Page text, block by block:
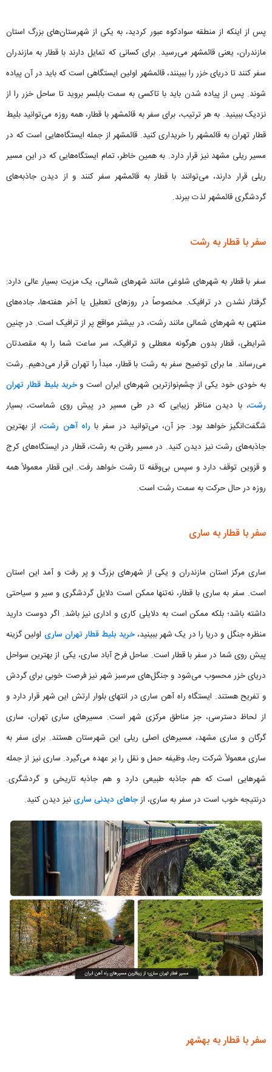
پس از اینکه از منطقه سوادکوه عبور کردید، به یکی از شهرستان‌های بزرگ استان
مازندران، یعنی قائمشهر می‌رسید. برای کسانی که تمایل دارند با قطار به مازندران
سفر کنند تا دریای خزر را ببینند، قائمشهر اولین ایستگاهی است که باید در آن پیاده
شوند. پس از پیاده شدن باید با تاکسی به سمت بابلسر بروید تا ساحل خزر را از
نزدیک ببینید. به هر ترتیب، برای سفر به قائمشهر با قطار، همه روزه می‌توانید بلیط
قطار تهران به قائمشهر را خریداری کنید. قائمشهر از جمله ایستگاه‌هایی است که در
مسیر ریلی مشهد نیز قرار دارد. به همین خاطر، تمام ایستگاه‌هایی که در این مسیر
ریلی قرار دارند، می‌توانند با قطار به قائمشهر سفر کنند و از دیدن جاذبه‌های
گردشگری قائمشهر لذت ببرند.
سفر با قطار به رشت
سفر با قطار به شهرهای شلوغی مانند شهرهای شمالی، یک مزیت بسیار عالی دارد:
گرفتار نشدن در ترافیک. مخصوصاً در روزهای تعطیل یا آخر هفته‌ها، جاده‌های
منتهی به شهرهای شمالی مانند رشت، در بیشتر مواقع پر از ترافیک است. در چنین
شرایطی، قطار بدون هرگونه معطلی و ترافیک، سر ساعت شما را به مقصدتان
می‌رساند. ما برای توضیح سفر به رشت با قطار، مبدأ را تهران قرار می‌دهیم. رشت
به خودی خود یکی از چشم‌نوازترین شهرهای ایران است وخرید بلیط قطار تهران
رشت، با دیدن مناظر زیبایی که در طی مسیر در پیش روی شماست، بسیار
شگفت‌انگیز خواهد بود. جز آن، می‌توانید در سفر با راه آهن رشت، از بهترین
جاذبه‌های رشت نیز دیدن کنید. در مسیر رفتن به رشت، قطار در ایستگاه‌های کرج
و قزوین توقف دارد و سپس بی‌وقفه تا رشت خواهد رفت. این قطار معمولاً همه
روزه در حال حرکت به سمت رشت است.
سفر با قطار به ساری
ساری مرکز استان مازندران و یکی از شهرهای بزرگ و پر رفت و آمد این استان
است. سفر به ساری با قطار، نه‌تنها ممکن است دلایل گردشگری و سیر و سیاحتی
داشته باشد؛ بلکه ممکن است به دلایلی کاری و اداری نیز باشد. اگر دوست دارید
منظره جنگل و دریا را در یک شهر ببینید،خرید بلیط قطار تهران ساری اولین گزینه
پیش روی شما در سفر با قطار است. ساحل فرح آباد ساری، یکی از بهترین سواحل
دریای خزر محسوب می‌شود و جنگل‌های سرسبز شهر نیز فرصت خوبی برای گردش
و تفریح هستند. ایستگاه راه آهن ساری در انتهای بلوار ارتش این شهر قرار دارد و
از لحاظ دسترسی، جز مناطق مرکزی شهر است. مسیرهای ساری تهران، ساری
گرگان و ساری مشهد، مسیرهای اصلی ریلی این شهرستان هستند. برای سفر به
ساری معمولاً شرکت رجا، وظیفه حمل و نقل را بر عهده می‌گیرد. ساری نیز از جمله
شهرهایی است که هم جاذبه طبیعی دارد و هم جاذبه تاریخی و گردشگری.
درنتیجه خوب است در سفر به ساری، ازجاهای دیدنی ساری نیز دیدن کنید.
سفر با قطار به بهشهر